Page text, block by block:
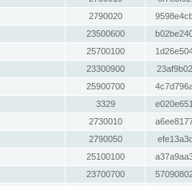
2790020
23500600
25700100
23300900
25900700
3329
2730010
2790050
25100100
23700700